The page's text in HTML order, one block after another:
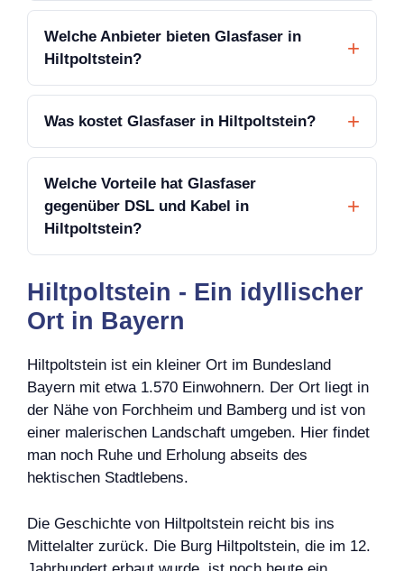
Welche Anbieter bieten Glasfaser in
Hiltpoltstein?
Was kostet Glasfaser in Hiltpoltstein?
Welche Vorteile hat Glasfaser
gegenüber DSL und Kabel in
Hiltpoltstein?
Hiltpoltstein - Ein idyllischer
Ort in Bayern
Hiltpoltstein ist ein kleiner Ort im Bundesland
Bayern mit etwa 1.570 Einwohnern. Der Ort liegt in
der Nähe von Forchheim und Bamberg und ist von
einer malerischen Landschaft umgeben. Hier findet
man noch Ruhe und Erholung abseits des
hektischen Stadtlebens.
Die Geschichte von Hiltpoltstein reicht bis ins
Mittelalter zurück. Die Burg Hiltpoltstein, die im 12.